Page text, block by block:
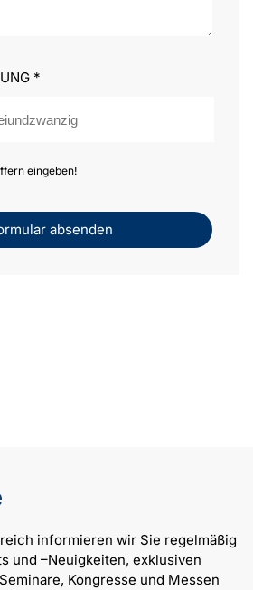
*
eingeben!
absenden
informieren wir Sie regelmäßig
und –Neuigkeiten, exklusiven
Kongresse und Messen